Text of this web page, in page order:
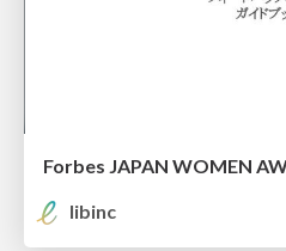
libinc